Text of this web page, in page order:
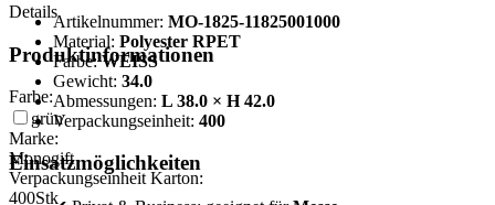
Artikelnummer: MO-1825-11825001000
Material: Polyester RPET
Farbe:WEISS
Gewicht: 34.0
Abmessungen: L 38.0 × H 42.0
Verpackungseinheit: 400
Einsatzmöglichkeiten
Details
Produktinformationen
Farbe:
grün
Marke:
Monogift
Verpackungseinheit Karton:
400Stk